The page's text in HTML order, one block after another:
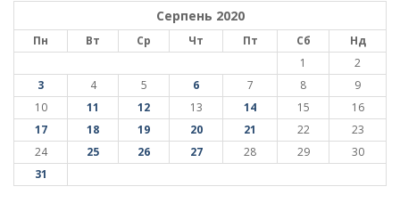
Серпень 2020
Пн Вт Ср Чт Пт Сб
Нд
1
2
3
4 5 6 7 8
9
10
11 12 13 14 15
16
17
18 19 20 21 22
23
24
25 26 27 28 29
30
31